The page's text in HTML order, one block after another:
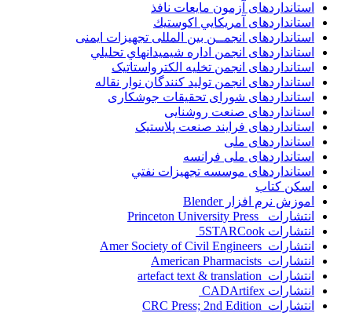
استانداردهای آزمون مایعات نافذ
استانداردهای آمريكايي اكوستيك
استانداردهای انجمــن بين المللى تجهيزات ايمنى
استانداردهای انجمن اداره شيميدانهاي تحليلي
استانداردهای انجمن تخليه الکترواستاتيک
استانداردهای انجمن توليد کنندگان نوار نقاله
استانداردهای شورای تحقیقات جوشکاری
استانداردهای صنعت روشنایی
استانداردهای فرايند صنعت پلاستيک
استانداردهای ملی
استانداردهای ملی فرانسه
استانداردهای موسسه تجهيزات نفتي
اسکن کتاب
اموزش نرم افزار Blender
انتشارات Princeton University Press
انتشارات ‎ 5STARCook
انتشارات Amer Society of Civil Engineers
انتشارات American Pharmacists
انتشارات artefact text & translation
انتشارات ‎ CADArtifex
انتشارات CRC Press; 2nd Edition